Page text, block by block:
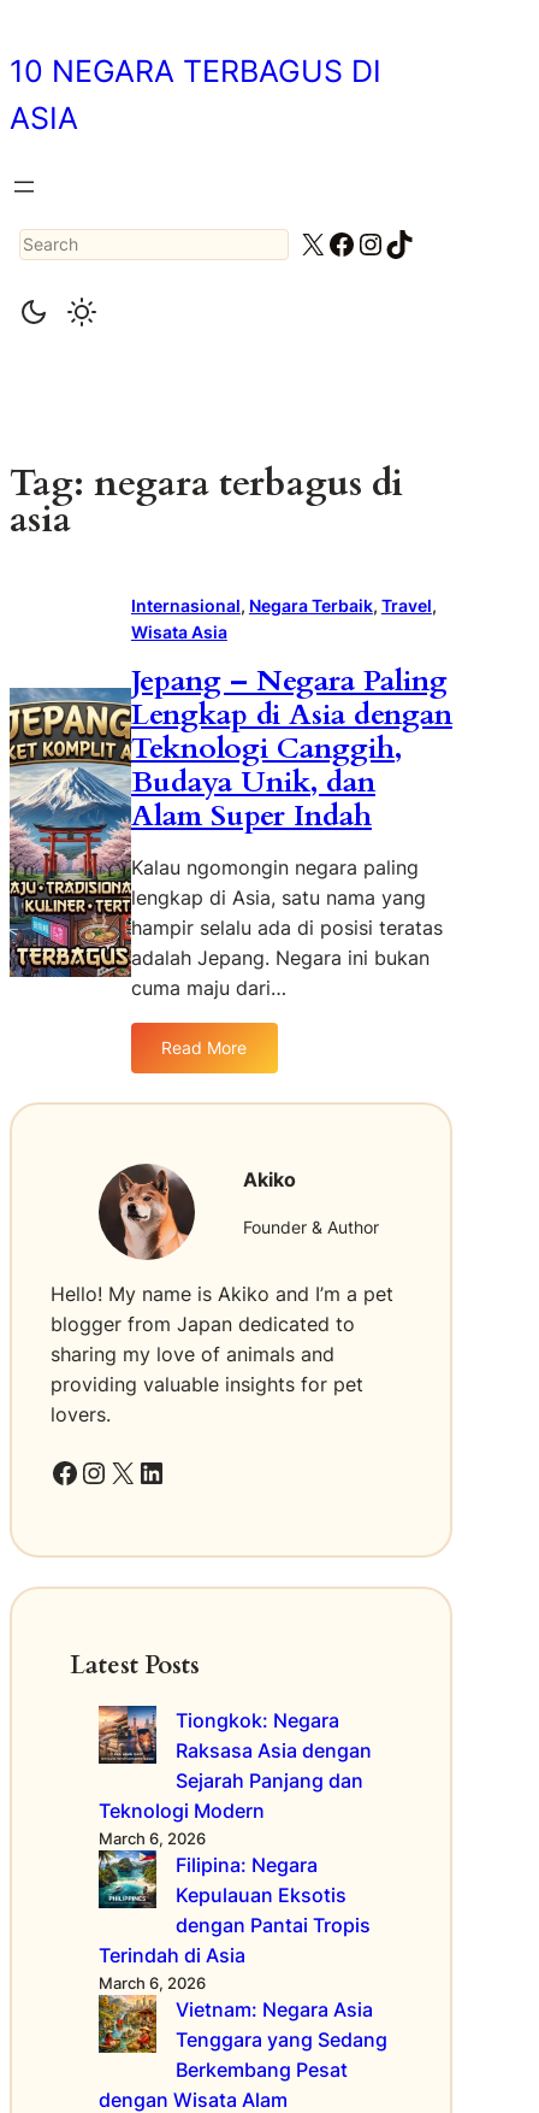
to
content
10 NEGARA TERBAGUS DI
ASIA
Search X Facebook
Instagram
TikTok
Tag: negara terbagus di
asia
Internasional, Negara Terbaik, Travel
Wisata Asia
Jepang – Negara Paling
Lengkap di Asia dengan
Teknologi Canggih,
Budaya Unik, dan
Alam Super Indah
Kalau ngomongin negara paling
lengkap di Asia, satu nama yang
hampir selalu ada di posisi teratas
adalah Jepang. Negara ini bukan
cuma maju dari…
Read More
e
g
a
r
g
L
a
p
d
i
A
i
a
d
e
n
g
a
n
T
Akiko
Founder & Author
Hello! My name is Akiko and I’m a pet
blogger from Japan dedicated to
sharing my love of animals and
providing valuable insights for pet
lovers.
Facebook Instagram X LinkedIn
Latest Posts
Tiongkok: Negara
Raksasa Asia dengan
Sejarah Panjang dan
Teknologi Modern
March 6, 2026
Filipina: Negara
Kepulauan Eksotis
dengan Pantai Tropis
Terindah di Asia
March 6, 2026
Vietnam: Negara Asia
Tenggara yang Sedang
Berkembang Pesat
dengan Wisata Alam